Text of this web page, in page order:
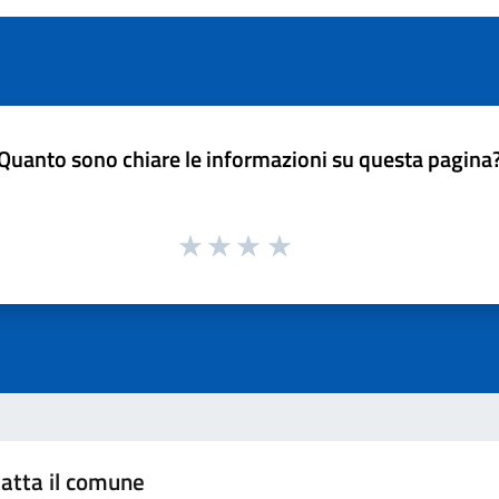
sono chiare le informazioni su questa
il comune